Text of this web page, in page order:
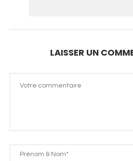
LAISSER UN